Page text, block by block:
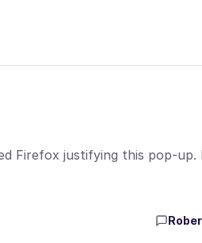
Firefox justifying this pop-